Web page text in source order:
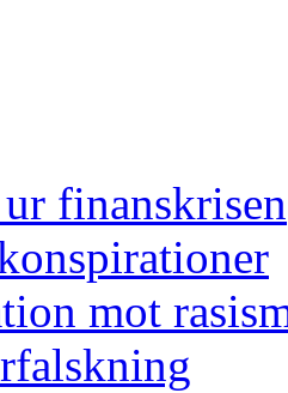
finanskrisen
mot